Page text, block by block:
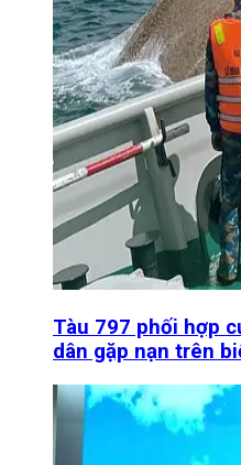
Tàu 797 phối hợp
dân gặp nạn trên